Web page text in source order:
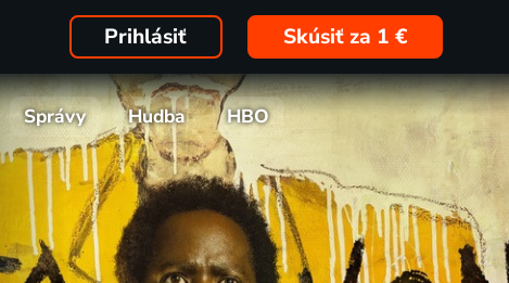
Prihlásiť Skúsiť za 1 €
Správy Hudba HBO